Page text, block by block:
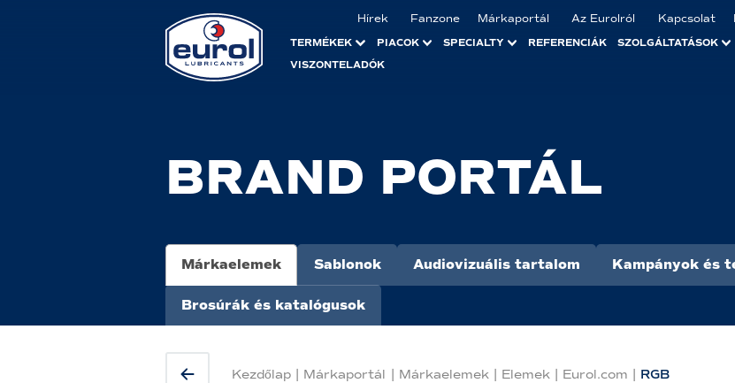
Hírek Fanzone Márkaportál Az Eurolról Kapcsolat
TERMÉKEK PIACOK SPECIALTY REFERENCIÁK SZOLGÁLTATÁSOK
VISZONTELADÓK
BRAND PORTÁL
Márkaelemek Sablonok Audiovizuális tartalom Kampányok és
Brosúrák és katalógusok
Kezdőlap Márkaportál Márkaelemek Elemek Eurol.com RGB